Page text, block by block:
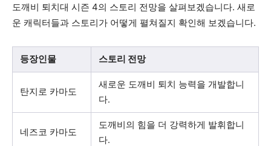
도깨비 퇴치대 시즌 4의 스토리 전망을 살펴보겠습니다. 새로
운 캐릭터들과 스토리가 어떻게 펼쳐질지 확인해 보겠습니다.
등장인물 스토리 전망
탄지로 카마도
새로운 도깨비 퇴치 능력을 개발합니
다.
네즈코 카마도
도깨비의 힘을 더 강력하게 발휘합니
다.